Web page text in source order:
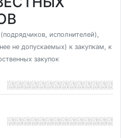
исполнителей),
не допускаемых) к закупкам, к
закупок